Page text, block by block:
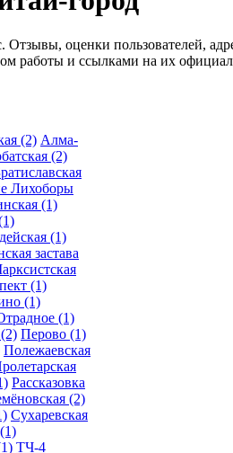
оценки пользователей,
работы и ссылками на их
(2) Алма-
(2)
Лихоборы
(1)
(1)
застава
(1)
(1)
(1)
(2) Перово (1)
Полежаевская
Рассказовка
(2)
Сухаревская
(1)
ТЧ-4